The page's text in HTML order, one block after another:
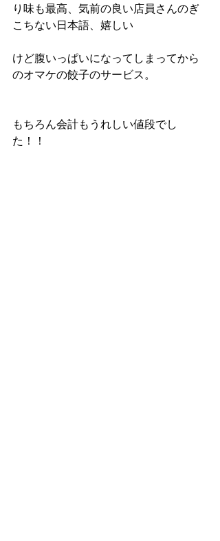
り味も最高、気前の良い店員さんのぎ
こちない日本語、嬉しい
けど腹いっぱいになってしまってから
のオマケの餃子のサービス。
もちろん会計もうれしい値段でし
た！！